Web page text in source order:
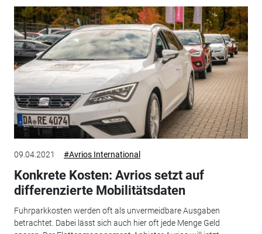
09.04.2021 #Avrios International
Konkrete Kosten: Avrios setzt auf
differenzierte Mobilitätsdaten
Fuhrparkkosten werden oft als unvermeidbare Ausgaben
betrachtet. Dabei lässt sich auch hier oft jede Menge Geld